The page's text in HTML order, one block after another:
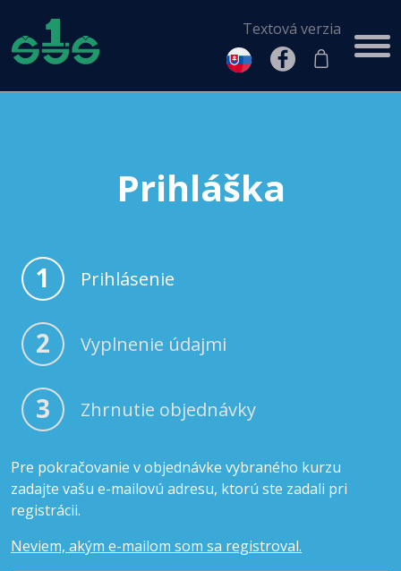
Textová verzia
Prihláška
1 Prihlásenie
2 Vyplnenie údajmi
3 Zhrnutie objednávky
Pre pokračovanie v objednávke vybraného kurzu
zadajte vašu e-mailovú adresu, ktorú ste zadali pri
registrácii.
Neviem, akým e-mailom som sa registroval.